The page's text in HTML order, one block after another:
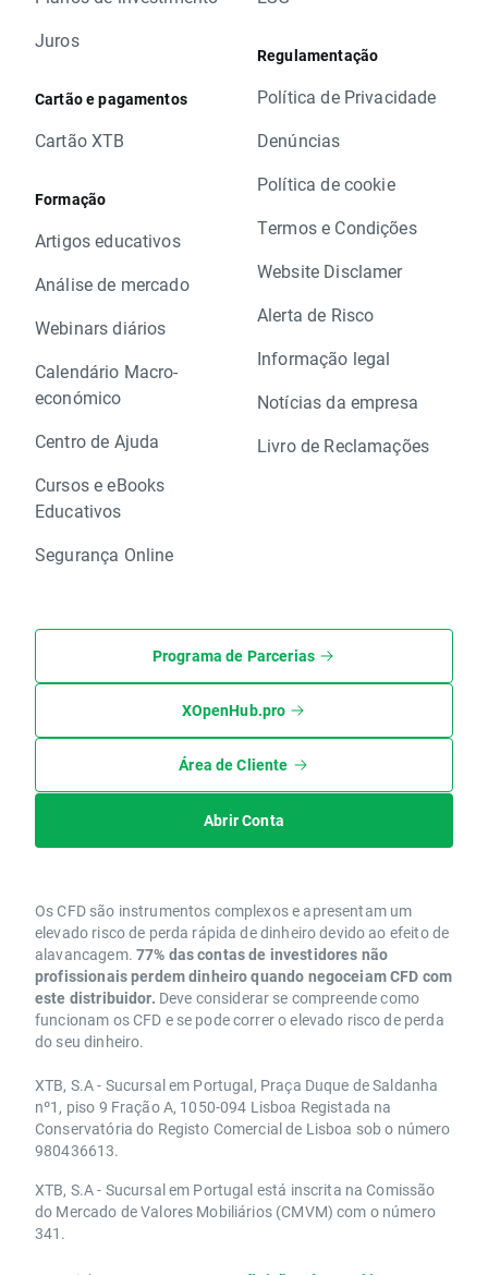
Juros
Cartão e pagamentos
Cartão XTB
Formação
Artigos educativos
Análise de mercado
Webinars diários
Calendário Macro-
económico
Centro de Ajuda
Cursos e eBooks
Educativos
Segurança Online
Regulamentação
Política de Privacidade
Denúncias
Política de cookie
Termos e Condições
Website Disclamer
Alerta de Risco
Informação legal
Notícias da empresa
Livro de Reclamações
Programa de Parcerias
XOpenHub.pro
Área de Cliente
Abrir Conta
Os CFD são instrumentos complexos e apresentam um
elevado risco de perda rápida de dinheiro devido ao efeito de
alavancagem. 77% das contas de investidores não
profissionais perdem dinheiro quando negoceiam CFD com
este distribuidor. Deve considerar se compreende como
funcionam os CFD e se pode correr o elevado risco de perda
do seu dinheiro.
XTB, S.A - Sucursal em Portugal, Praça Duque de Saldanha
nº1, piso 9 Fração A, 1050-094 Lisboa Registada na
Conservatória do Registo Comercial de Lisboa sob o número
980436613.
XTB, S.A - Sucursal em Portugal está inscrita na Comissão
do Mercado de Valores Mobiliários (CMVM) com o número
341.